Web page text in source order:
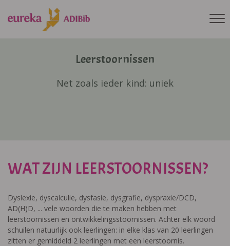
Leerstoornissen
Net zoals ieder kind: uniek
WAT ZIJN LEERSTOORNISSEN?
Dyslexie, dyscalculie, dysfasie, dysgrafie, dyspraxie/DCD,
AD(H)D, ... vele woorden die te maken hebben met
leerstoornissen en ontwikkelingsstoornissen. Achter elk woord
schuilen natuurlijk ook leerlingen: in elke klas van 20 leerlingen
zitten er gemiddeld 2 leerlingen met een leerstoornis.